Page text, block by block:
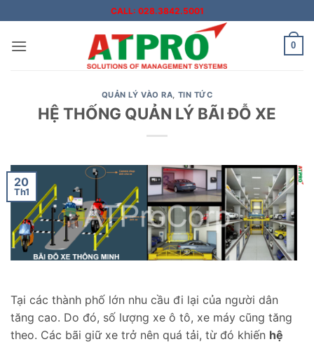
qua
nội
CALL: 028.3842.5001
0
QUẢN LÝ VÀO RA, TIN TỨC
HỆ THỐNG QUẢN LÝ BÃI ĐỖ XE
20
Th1
Tại các thành phố lớn nhu cầu đi lại của người dân
tăng cao. Do đó, số lượng xe ô tô, xe máy cũng tăng
theo. Các bãi giữ xe trở nên quá tải, từ đó khiến hệ